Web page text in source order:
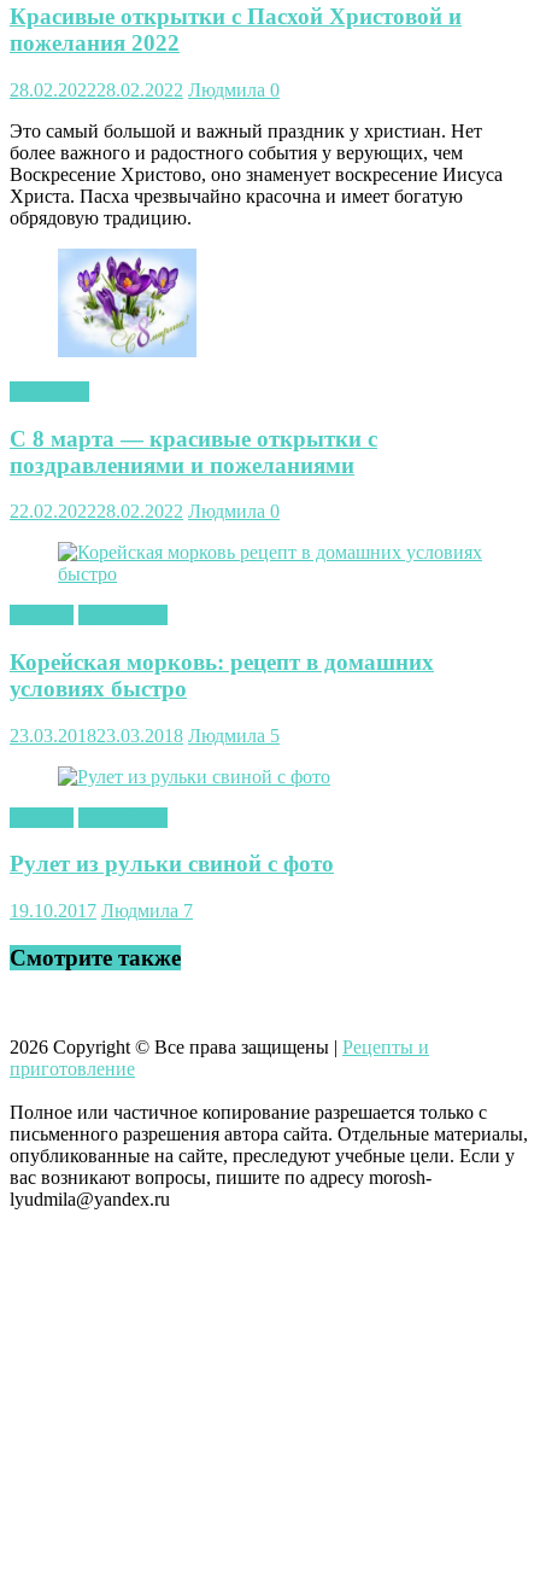
Красивые открытки с Пасхой Христовой и
пожелания 2022
28.02.202228.02.2022 Людмила 0
Это самый большой и важный праздник у христиан. Нет
более важного и радостного события у верующих, чем
Воскресение Христово, оно знаменует воскресение Иисуса
Христа. Пасха чрезвычайно красочна и имеет богатую
обрядовую традицию.
С 8 марта — красивые открытки с
поздравлениями и пожеланиями
22.02.202228.02.2022 Людмила 0
Корейская морковь: рецепт в домашних
условиях быстро
23.03.201823.03.2018 Людмила 5
Рулет из рульки свиной с фото
19.10.2017 Людмила 7
Смотрите также
2026 Copyright © Все права защищены | Рецепты и
приготовление
Полное или частичное копирование разрешается только с
письменного разрешения автора сайта. Отдельные материалы,
опубликованные на сайте, преследуют учебные цели. Если у
вас возникают вопросы, пишите по адресу morosh-
lyudmila@yandex.ru